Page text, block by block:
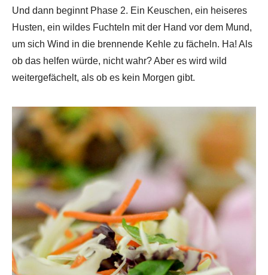
Und dann beginnt Phase 2. Ein Keuschen, ein heiseres
Husten, ein wildes Fuchteln mit der Hand vor dem Mund,
um sich Wind in die brennende Kehle zu fächeln. Ha! Als
ob das helfen würde, nicht wahr? Aber es wird wild
weitergefächelt, als ob es kein Morgen gibt.